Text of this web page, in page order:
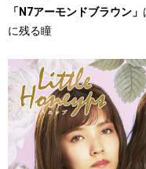
「N7アーモンドブラウン」
に残る瞳